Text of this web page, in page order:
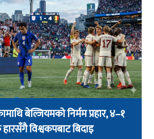
बेल्जियमको निर्मम प्रहार, ४–१
विश्वकपबाट बिदाइ